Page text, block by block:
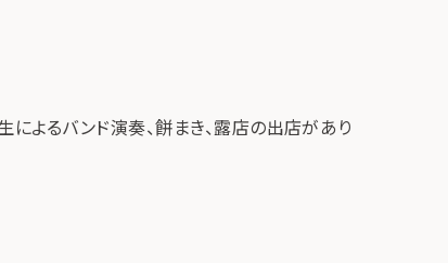
よるバンド演奏、餅まき、露店の出店があり